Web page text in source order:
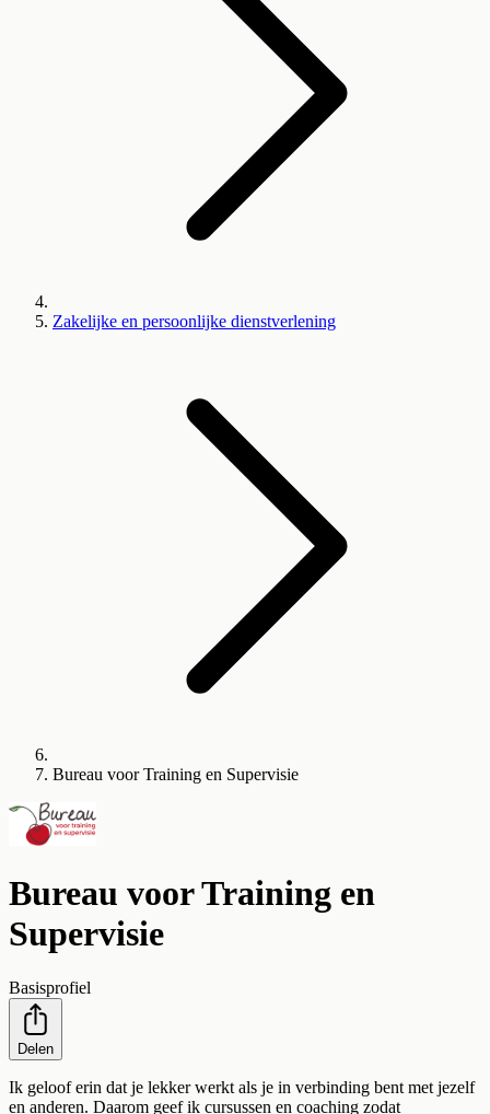
Zakelijke en persoonlijke dienstverlening
Bureau voor Training en Supervisie
Bureau voor Training en
Supervisie
Basisprofiel
Delen
Ik geloof erin dat je lekker werkt als je in verbinding bent met jezelf
en anderen. Daarom geef ik cursussen en coaching zodat